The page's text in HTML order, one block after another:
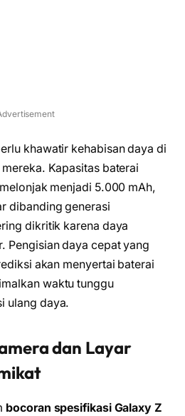
khawatir kehabisan daya di
Kapasitas baterai
menjadi 5.000 mAh,
dibanding generasi
dikritik karena daya
Pengisian daya cepat yang
akan menyertai baterai
waktu tunggu
ulang daya.
dan Layar
bocoran spesifikasi Galaxy Z